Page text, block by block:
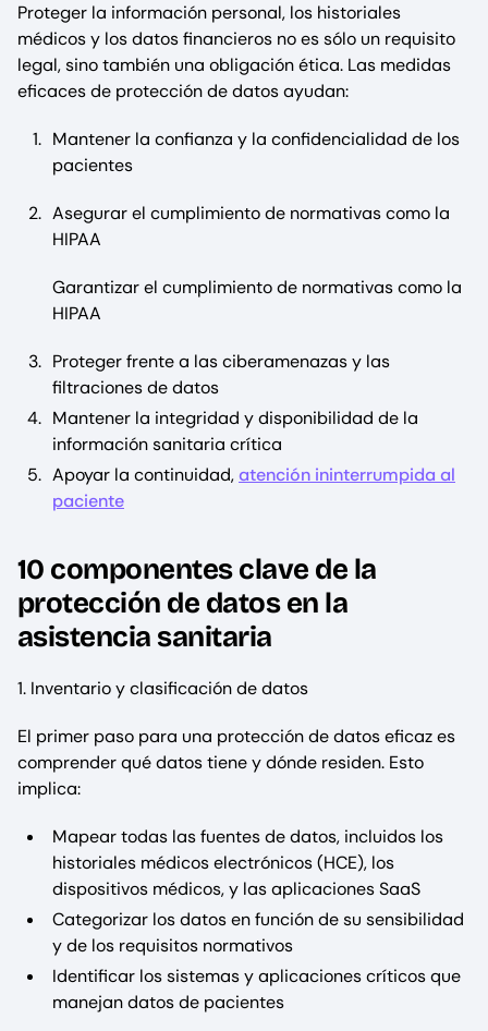
Proteger la información personal, los historiales
médicos y los datos financieros no es sólo un requisito
legal, sino también una obligación ética. Las medidas
eficaces de protección de datos ayudan:
Mantener la confianza y la confidencialidad de los
pacientes
Asegurar el cumplimiento de normativas como la
HIPAA
Garantizar el cumplimiento de normativas como la
HIPAA
Proteger frente a las ciberamenazas y las
filtraciones de datos
Mantener la integridad y disponibilidad de la
información sanitaria crítica
Apoyar la continuidad,atención ininterrumpida al
paciente
10 componentes clave de la
protección de datos en la
asistencia sanitaria
1. Inventario y clasificación de datos
El primer paso para una protección de datos eficaz es
comprender qué datos tiene y dónde residen. Esto
implica:
Mapear todas las fuentes de datos, incluidos los
historiales médicos electrónicos (HCE), los
dispositivos médicos, y las aplicaciones SaaS
Categorizar los datos en función de su sensibilidad
y de los requisitos normativos
Identificar los sistemas y aplicaciones críticos que
manejan datos de pacientes